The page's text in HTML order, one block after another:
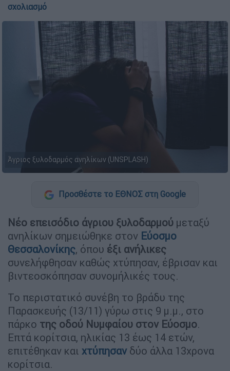
σχολιασμό
Άγριος ξυλοδαρμός ανηλίκων (UNSPLASH)
Προσθέστε το ΕΘΝΟΣ στη Google
Νέο επεισόδιο άγριου ξυλοδαρμού μεταξύ
ανηλίκων σημειώθηκε στον Εύοσμο
Θεσσαλονίκης, όπου έξι ανήλικες
συνελήφθησαν καθώς χτύπησαν, έβρισαν και
βιντεοσκόπησαν συνομήλικές τους.
Το περιστατικό συνέβη το βράδυ της
Παρασκευής (13/11) γύρω στις 9 μ.μ., στο
πάρκο της οδού Νυμφαίου στον Εύοσμο.
Επτά κορίτσια, ηλικίας 13 έως 14 ετών,
επιτέθηκαν και χτύπησανδύο άλλα 13χρονα
κορίτσια.